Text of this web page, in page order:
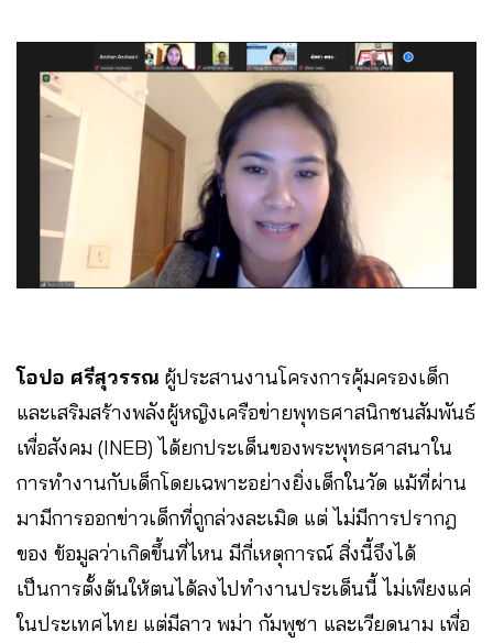
โอปอ ศรีสุวรรณ ผู้ประสานงานโครงการคุ้มครองเด็ก
และเสริมสร้างพลังผู้หญิงเครือข่ายพุทธศาสนิกชนสัมพันธ์
เพื่อสังคม (INEB) ได้ยกประเด็นของพระพุทธศาสนาใน
การทำงานกับเด็กโดยเฉพาะอย่างยิ่งเด็กในวัด แม้ที่ผ่าน
มามีการออกข่าวเด็กที่ถูกล่วงละเมิด แต่ ไม่มีการปรากฎ
ของ ข้อมูลว่าเกิดขึ้นที่ไหน มีกี่เหตุการณ์ สิ่งนี้จึงได้
เป็นการตั้งต้นให้ตนได้ลงไปทำงานประเด็นนี้ ไม่เพียงแค่
ในประเทศไทย แต่มีลาว พม่า กัมพูชา และเวียดนาม เพื่อ